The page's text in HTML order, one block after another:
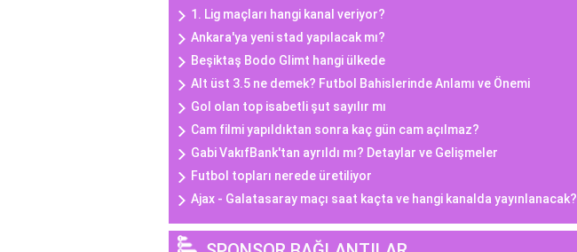
1. Lig maçları hangi kanal veriyor?
Ankara'ya yeni stad yapılacak mı?
Beşiktaş Bodo Glimt hangi ülkede
Alt üst 3.5 ne demek? Futbol Bahislerinde Anlamı ve Önemi
Gol olan top isabetli şut sayılır mı
Cam filmi yapıldıktan sonra kaç gün cam açılmaz?
Gabi VakıfBank'tan ayrıldı mı? Detaylar ve Gelişmeler
Futbol topları nerede üretiliyor
Ajax - Galatasaray maçı saat kaçta ve hangi kanalda yayınlanacak?